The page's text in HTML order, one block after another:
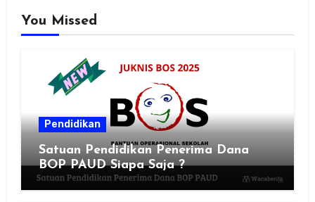
You Missed
Pendidikan
Satuan Pendidikan Penerima Dana
BOP PAUD Siapa Saja ?